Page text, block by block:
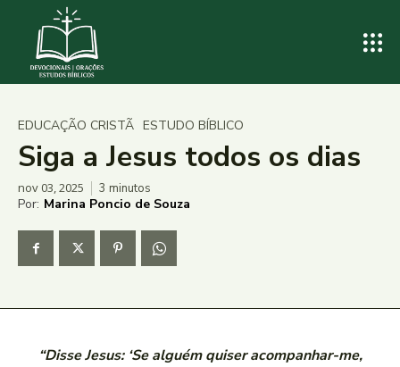
EDUCAÇÃO CRISTÃ ESTUDO BÍBLICO
Siga a Jesus todos os dias
nov 03, 2025 3 minutos
Por: Marina Poncio de Souza
“Disse Jesus: ‘Se alguém quiser acompanhar-me,